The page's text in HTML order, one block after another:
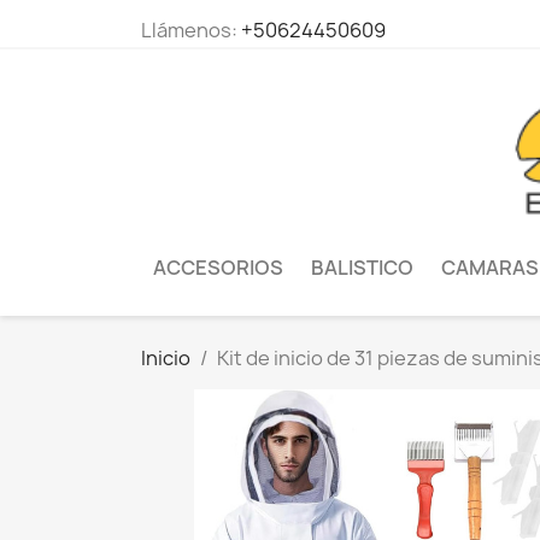
Llámenos: +50624450609
ACCESORIOS BALISTICO CAMARAS
Inicio Kit de inicio de 31 piezas de